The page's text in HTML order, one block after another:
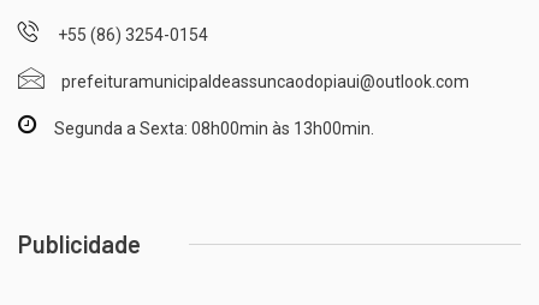
+55 (86) 3254-0154
prefeituramunicipaldeassuncaodopiaui@outlook.com
Segunda a Sexta: 08h00min às 13h00min.
Publicidade